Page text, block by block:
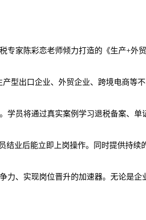
家陈彩恋老师倾力打造的《生产+外
型出口企业、外贸企业、跨境电商等
学员将通过真实案例学习退税备案、
业后能立即上岗操作。同时提供持
、实现岗位晋升的加速器。无论是